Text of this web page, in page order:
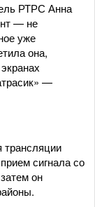
РТРС Анна
— не
уже
она,
—
трансляции
сигнала со
он